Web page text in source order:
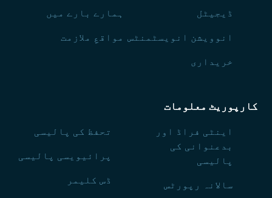
ڈیجیٹل
ہمارے بارے میں
انوویشن انویسٹمنٹس مواقعِ ملازمت
خریداری
کارپوریٹ معلومات
اینٹی فراڈ اور
بدعنوانی کی
پالیسی
سالانہ رپورٹس
تحفظ کی پالیسی
پرائیویسی پالیسی
ڈس کلیمر